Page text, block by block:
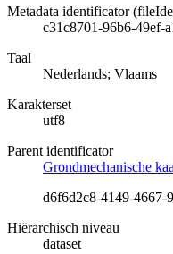
Metadata identificator
c31c8701-96b6-49ef-
Taal
Nederlands; Vlaams
Karakterset
utf8
Parent identificator
Grondmechanische
d6f6d2c8-4149-4667-
Hiërarchisch niveau
dataset